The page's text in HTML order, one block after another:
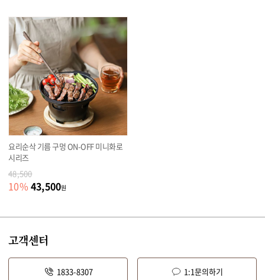
요리순삭 기름 구멍 ON-OFF 미니화로
시리즈
48,500
10% 43,500원
고객센터
1833-8307 1:1문의하기